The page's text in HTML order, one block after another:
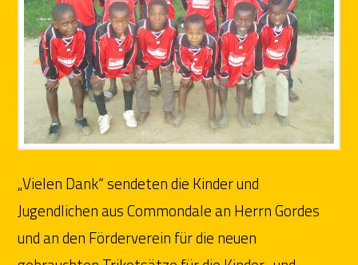
„Vielen Dank“ sendeten die Kinder und
Jugendlichen aus Commondale an Herrn Gordes
und an den Förderverein für die neuen